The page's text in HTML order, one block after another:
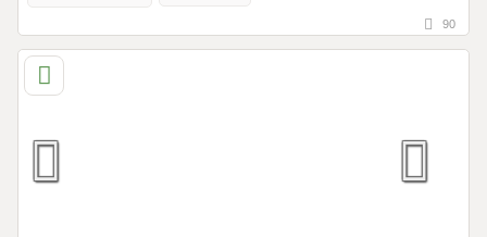
90